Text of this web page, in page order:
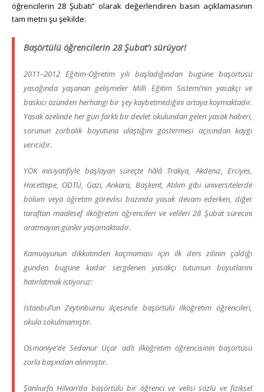
öğrencilerin 28 Şubatı” olarak değerlendiren basın açıklamasının
tam metni şu şekilde:
Başörtülü öğrencilerin 28 Şubat’ı sürüyor!
2011–2012 Eğitim-Öğretim yılı başladığından bugüne başörtüsü
yasağında yaşanan gelişmeler Milli Eğitim Sistemi’nin yasakçı ve
baskıcı özünden herhangi bir şey kaybetmediğini ortaya koymaktadır.
Yasak özelinde her gün farklı bir devlet okulundan gelen yasak haberi,
sorunun zorbalık boyutuna ulaştığını göstermesi açısından kaygı
vericidir.
YÖK inisiyatifiyle başlayan süreçte hâlâ Trakya, Akdeniz, Erciyes,
Hacettepe, ODTÜ, Gazi, Ankara, Başkent, Atılım gibi üniversitelerde
bölüm veya öğretim görevlisi bazında yasak devam ederken, diğer
taraftan maalesef ilköğretim öğrencileri ve velileri 28 Şubat sürecini
aratmayan günler yaşamaktadır.
Kamuoyunun dikkatinden kaçmaması için ilk ders zilinin çaldığı
günden bugüne kadar sergilenen yasakçı tutumun boyutlarını
hatırlatmak istiyoruz:
İstanbul’un Zeytinburnu ilçesinde başörtülü ilköğretim öğrencileri,
okula sokulmamıştır.
Osmaniye’de Sedanur Uçar adlı ilköğretim öğrencisinin başörtüsü
zorla başından alınmıştır.
Şanlıurfa Hilvan’da başörtülü bir öğrenci ve velisi sözlü ve fiziksel